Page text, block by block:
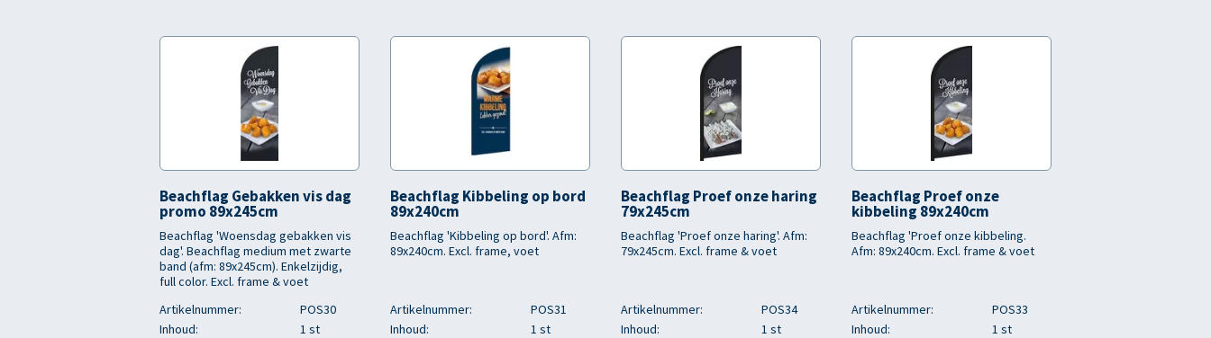
Beachflag Gebakken vis dag
promo 89x245cm
Beachflag 'Woensdag gebakken vis
dag'. Beachflag medium met zwarte
band (afm: 89x245cm). Enkelzijdig,
full color. Excl. frame & voet
Artikelnummer:
POS30
Inhoud:
1 st
Beachflag Kibbeling op bord
89x240cm
Beachflag 'Kibbeling op bord'. Afm:
89x240cm. Excl. frame, voet
Artikelnummer:
POS31
Inhoud:
1 st
Beachflag Proef onze haring
79x245cm
Beachflag 'Proef onze haring'. Afm:
79x245cm. Excl. frame & voet
Artikelnummer:
POS34
Inhoud:
1 st
Beachflag Proef onze
kibbeling 89x240cm
Beachflag 'Proef onze kibbeling.
Afm: 89x240cm. Excl. frame & voet
Artikelnummer:
POS33
Inhoud:
1 st